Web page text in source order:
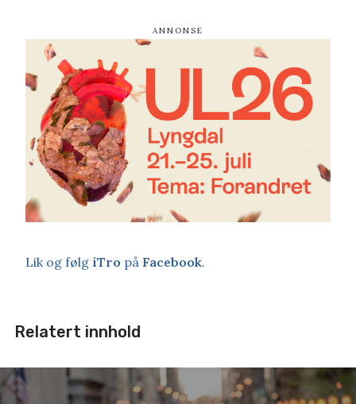
Lik og følg iTro på Facebook.
Relatert innhold